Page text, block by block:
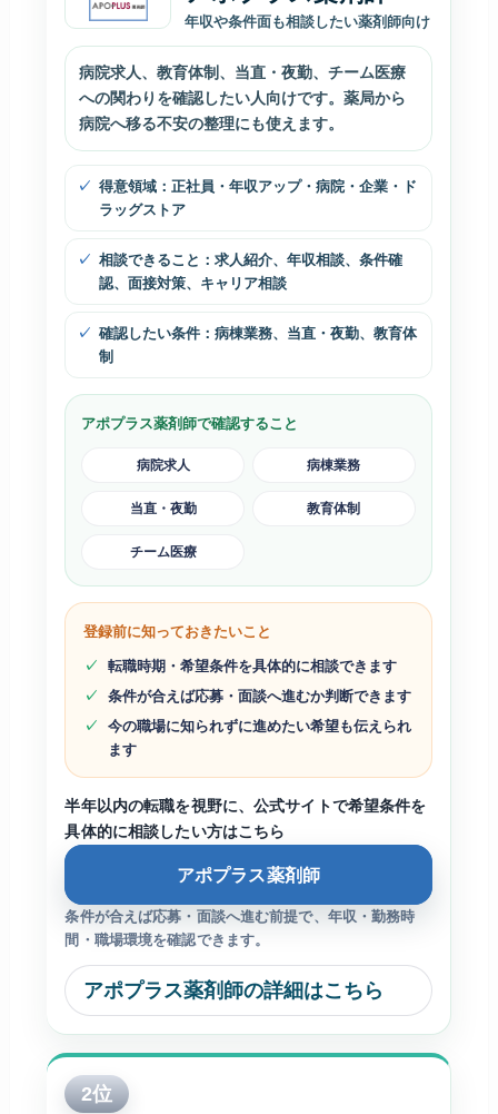
年収や条件面も相談したい薬剤師向け
病院求人、教育体制、当直・夜勤、チーム医療
への関わりを確認したい人向けです。薬局から
病院へ移る不安の整理にも使えます。
得意領域：正社員・年収アップ・病院・企業・ド
ラッグストア
相談できること：求人紹介、年収相談、条件確
認、面接対策、キャリア相談
確認したい条件：病棟業務、当直・夜勤、教育体
制
アポプラス薬剤師で確認すること
病院求人 病棟業務
当直・夜勤 教育体制
チーム医療
登録前に知っておきたいこと
転職時期・希望条件を具体的に相談できます
条件が合えば応募・面談へ進むか判断できます
今の職場に知られずに進めたい希望も伝えられ
ます
半年以内の転職を視野に、公式サイトで希望条件を
具体的に相談したい方はこちら
アポプラス薬剤師
条件が合えば応募・面談へ進む前提で、年収・勤務時
間・職場環境を確認できます。
アポプラス薬剤師の詳細はこちら
2位